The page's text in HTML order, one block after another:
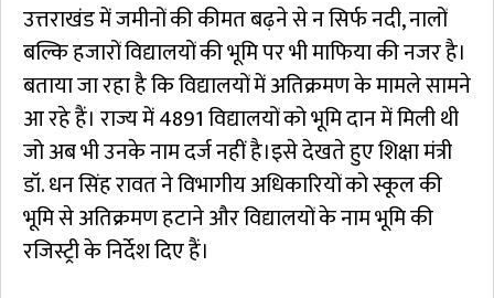
उत्तराखंड में जमीनों की कीमत बढ़ने से न सिर्फ नदी, नालों
बल्कि हजारों विद्यालयों की भूमि पर भी माफिया की नजर है।
बताया जा रहा है कि विद्यालयों में अतिक्रमण के मामले सामने
आ रहे हैं। राज्य में 4891 विद्यालयों को भूमि दान में मिली थी
जो अब भी उनके नाम दर्ज नहीं है।इसे देखते हुए शिक्षा मंत्री
डॉ. धन सिंह रावत ने विभागीय अधिकारियों को स्कूल की
भूमि से अतिक्रमण हटाने और विद्यालयों के नाम भूमि की
रजिस्ट्री के निर्देश दिए हैं।